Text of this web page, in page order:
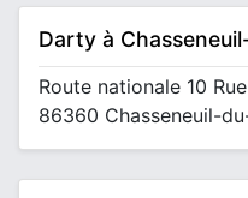
Darty à
Route nationale 10
86360 Chasseneuil-